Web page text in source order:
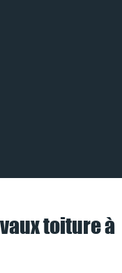
toiture à